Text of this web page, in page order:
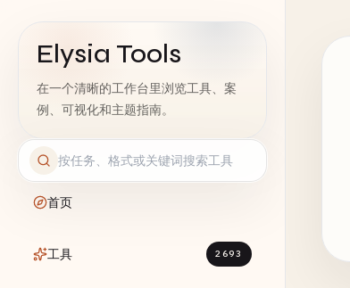
Elysia Tools
在一个清晰的工作台里浏览工具、案
例、可视化和主题指南。
首页
工具 2693